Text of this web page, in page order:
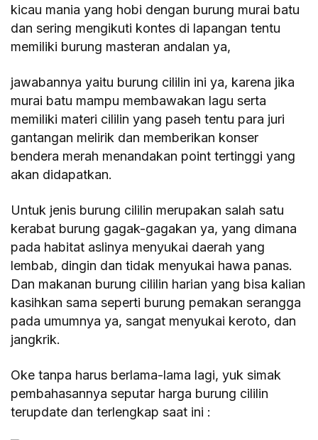
kicau mania yang hobi dengan burung murai batu
dan sering mengikuti kontes di lapangan tentu
memiliki burung masteran andalan ya,
jawabannya yaitu burung cililin ini ya, karena jika
murai batu mampu membawakan lagu serta
memiliki materi cililin yang paseh tentu para juri
gantangan melirik dan memberikan konser
bendera merah menandakan point tertinggi yang
akan didapatkan.
Untuk jenis burung cililin merupakan salah satu
kerabat burung gagak-gagakan ya, yang dimana
pada habitat aslinya menyukai daerah yang
lembab, dingin dan tidak menyukai hawa panas.
Dan makanan burung cililin harian yang bisa kalian
kasihkan sama seperti burung pemakan serangga
pada umumnya ya, sangat menyukai keroto, dan
jangkrik.
Oke tanpa harus berlama-lama lagi, yuk simak
pembahasannya seputar harga burung cililin
terupdate dan terlengkap saat ini :